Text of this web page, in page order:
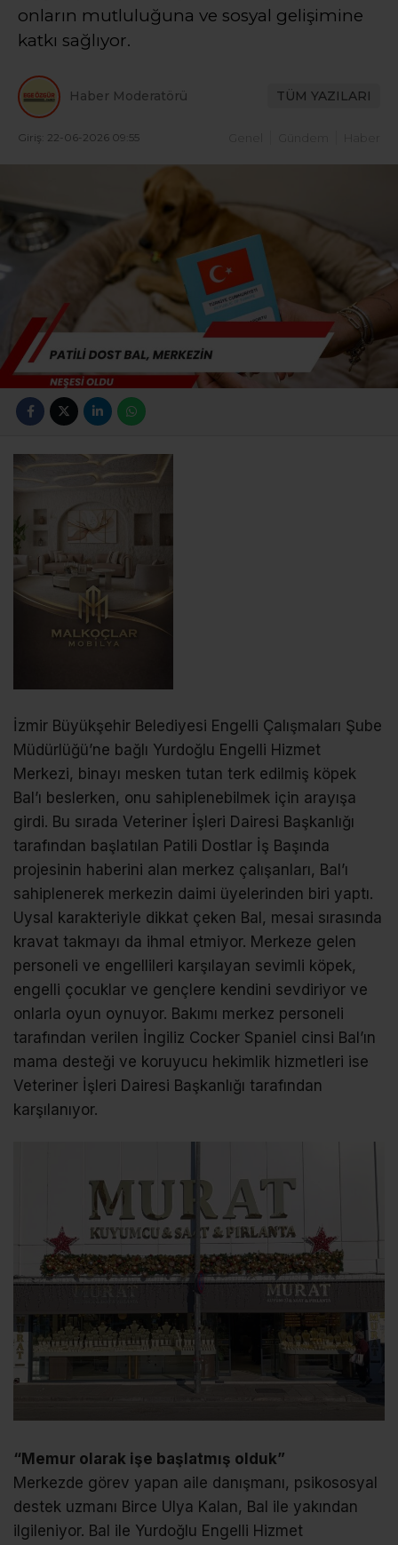
onların mutluluğuna ve sosyal gelişimine
katkı sağlıyor.
Haber Moderatörü TÜM YAZILARI
Giriş: 22-06-2026 09:55 Gündem Haber
İzmir Büyükşehir Belediyesi Engelli Çalışmaları Şube
Müdürlüğü’ne bağlı Yurdoğlu Engelli Hizmet
Merkezi, binayı mesken tutan terk edilmiş köpek
Bal’ı beslerken, onu sahiplenebilmek için arayışa
girdi. Bu sırada Veteriner İşleri Dairesi Başkanlığı
tarafından başlatılan Patili Dostlar İş Başında
projesinin haberini alan merkez çalışanları, Bal’ı
sahiplenerek merkezin daimi üyelerinden biri yaptı.
Uysal karakteriyle dikkat çeken Bal, mesai sırasında
kravat takmayı da ihmal etmiyor. Merkeze gelen
personeli ve engellileri karşılayan sevimli köpek,
engelli çocuklar ve gençlere kendini sevdiriyor ve
onlarla oyun oynuyor. Bakımı merkez personeli
tarafından verilen İngiliz Cocker Spaniel cinsi Bal’ın
mama desteği ve koruyucu hekimlik hizmetleri ise
Veteriner İşleri Dairesi Başkanlığı tarafından
karşılanıyor.
“Memur olarak işe başlatmış olduk”
Merkezde görev yapan aile danışmanı, psikososyal
destek uzmanı Birce Ulya Kalan, Bal ile yakından
ilgileniyor. Bal ile Yurdoğlu Engelli Hizmet